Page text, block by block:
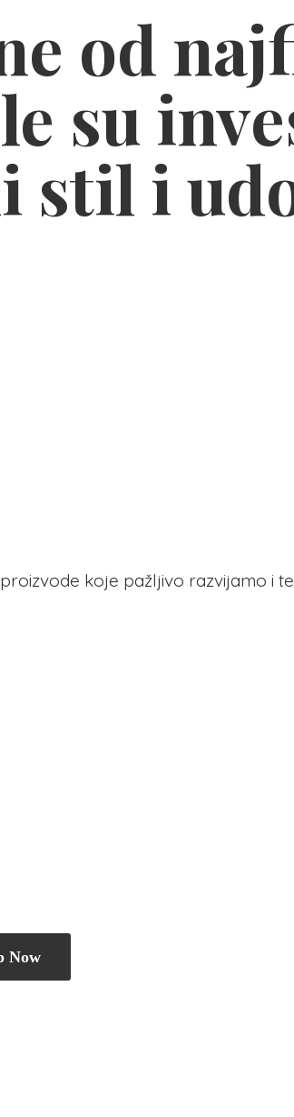
od
su
stil i
koje pažljivo razvijamo i
Now